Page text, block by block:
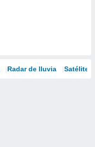
Radar de lluvia Satélites